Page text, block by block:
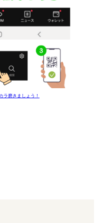
ラ磨きましょう！